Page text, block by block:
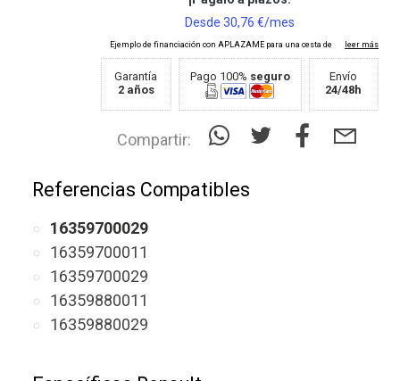
Garantía
2 años
Pago 100% seguro
Envío
24/48h
Compartir:
Referencias Compatibles
16359700029
16359700011
16359700029
16359880011
16359880029